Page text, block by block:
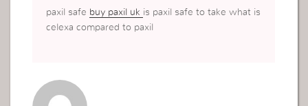
paxil safe buy paxil uk is paxil safe to take what is
celexa compared to paxil